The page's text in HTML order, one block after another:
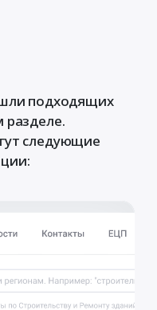
подходящих
разделе.
следующие